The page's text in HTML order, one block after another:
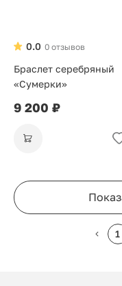
0 отзывов
0.0
Браслет серебряный
«Сумерки»
9 200 ₽
1